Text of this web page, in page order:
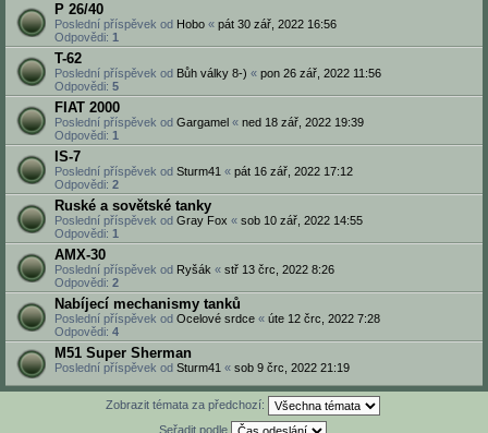
P 26/40
Poslední příspěvek od Hobo « pát 30 zář, 2022 16:56
Odpovědi: 1
T-62
Poslední příspěvek od Bůh války 8-) « pon 26 zář, 2022 11:56
Odpovědi: 5
FIAT 2000
Poslední příspěvek od Gargamel « ned 18 zář, 2022 19:39
Odpovědi: 1
IS-7
Poslední příspěvek od Sturm41 « pát 16 zář, 2022 17:12
Odpovědi: 2
Ruské a sovětské tanky
Poslední příspěvek od Gray Fox « sob 10 zář, 2022 14:55
Odpovědi: 1
AMX-30
Poslední příspěvek od Ryšák « stř 13 črc, 2022 8:26
Odpovědi: 2
Nabíjecí mechanismy tanků
Poslední příspěvek od Ocelové srdce « úte 12 črc, 2022 7:28
Odpovědi: 4
M51 Super Sherman
Poslední příspěvek od Sturm41 « sob 9 črc, 2022 21:19
Zobrazit témata za předchozí:
Seřadit podle